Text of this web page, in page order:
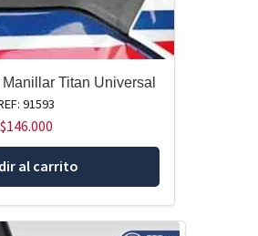
Titan Universal
91593
$146.000
al carrito